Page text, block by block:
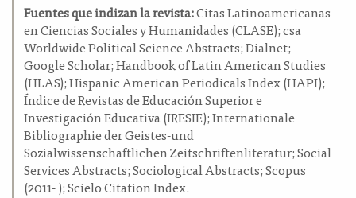
Fuentes que indizan la revista:Citas Latinoamericanas
en Ciencias Sociales y Humanidades (CLASE); csa
Worldwide Political Science Abstracts; Dialnet;
Google Scholar; Handbook of Latin American Studies
(HLAS); Hispanic American Periodicals Index (HAPI);
Índice de Revistas de Educación Superior e
Investigación Educativa (IRESIE); Internationale
Bibliographie der Geistes-und
Sozialwissenschaftlichen Zeitschriftenliteratur; Social
Services Abstracts; Sociological Abstracts; Scopus
(2011- ); Scielo Citation Index.